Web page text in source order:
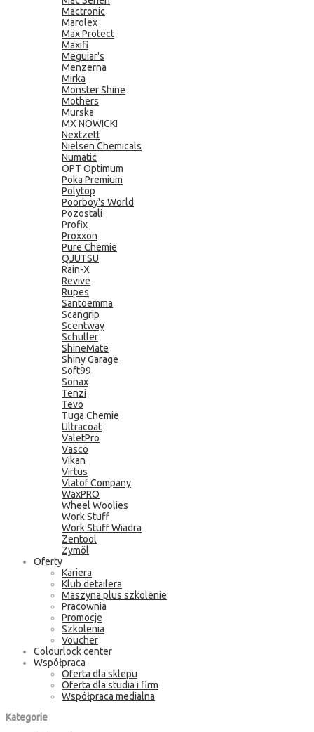
Mactronic
Marolex
Max Protect
Maxifi
Meguiar's
Menzerna
Mirka
Monster Shine
Mothers
Murska
MX NOWICKI
Nextzett
Nielsen Chemicals
Numatic
OPT Optimum
Poka Premium
Polytop
Poorboy's World
Pozostali
Profix
Proxxon
Pure Chemie
QJUTSU
Rain-X
Revive
Rupes
Santoemma
Scangrip
Scentway
Schuller
ShineMate
Shiny Garage
Soft99
Sonax
Tenzi
Tevo
Tuga Chemie
Ultracoat
ValetPro
Vasco
Vikan
Virtus
Vlatof Company
WaxPRO
Wheel Woolies
Work Stuff
Work Stuff Wiadra
Zentool
Zymöl
Oferty
Kariera
Klub detailera
Maszyna plus szkolenie
Pracownia
Promocje
Szkolenia
Voucher
Colourlock center
Współpraca
Oferta dla sklepu
Oferta dla studia i firm
Współpraca medialna
Kategorie